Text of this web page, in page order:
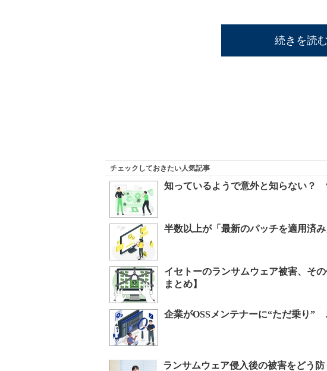
続きを読む
チェックしておきたい人気記事
知っているようで意外と知らない？
半数以上が「最新のパッチを適用済
イセトーのランサムウェア被害、そ
まとめ】
企業がOSSメンテナーに“ただ乗り”